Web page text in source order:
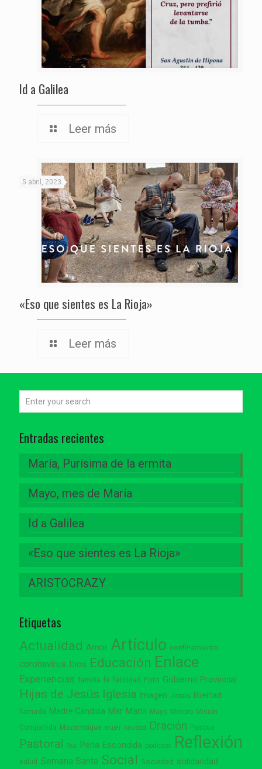
Id a Galilea
Leer más
5 abril, 2023
«Eso que sientes es La Rioja»
Leer más
Entradas recientes
María, Purísima de la ermita
Mayo, mes de María
Id a Galilea
«Eso que sientes es La Rioja»
ARISTOCRAZY
Etiquetas
Actualidad Amor Artículo confinamiento
coronavirus Dios Educación Enlace
Experiencias familia fe felicidad Foto Gobierno Provincial
Hijas de Jesús Iglesia Imagen Jesús libertad
llamada Madre Cándida Mar María Mayo Metoro Misión
Compartida Mozambique mujer navidad Oración Pascua
Pastoral Paz Perla Escondida podcast Reflexión
salud Semana Santa Social Sociedad solidaridad